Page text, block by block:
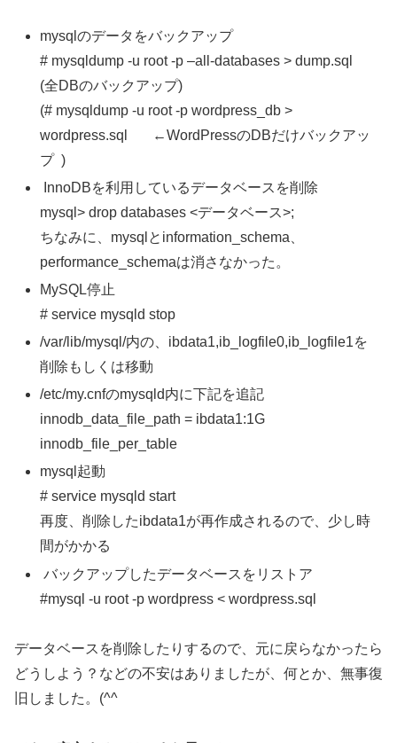
mysqlのデータをバックアップ
# mysqldump -u root -p –all-databases > dump.sql
(全DBのバックアップ)
(# mysqldump -u root -p wordpress_db >
wordpress.sql ←WordPressのDBだけバックアッ
プ )
InnoDBを利用しているデータベースを削除
mysql> drop databases <データベース>;
ちなみに、mysqlとinformation_schema、
performance_schemaは消さなかった。
MySQL停止
# service mysqld stop
/var/lib/mysql/内の、ibdata1,ib_logfile0,ib_logfile1を
削除もしくは移動
/etc/my.cnfのmysqld内に下記を追記
innodb_data_file_path = ibdata1:1G
innodb_file_per_table
mysql起動
# service mysqld start
再度、削除したibdata1が再作成されるので、少し時
間がかかる
バックアップしたデータベースをリストア
#mysql -u root -p wordpress < wordpress.sql
データベースを削除したりするので、元に戻らなかったら
どうしよう？などの不安はありましたが、何とか、無事復
旧しました。(^^ゞ